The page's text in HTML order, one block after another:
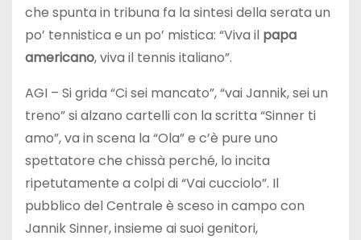
che spunta in tribuna fa la sintesi della serata un
po’ tennistica e un po’ mistica: “Viva il papa
americano, viva il tennis italiano”.
AGI – Si grida “Ci sei mancato”, “vai Jannik, sei un
treno” si alzano cartelli con la scritta “Sinner ti
amo”, va in scena la “Ola” e c’è pure uno
spettatore che chissà perché, lo incita
ripetutamente a colpi di “Vai cucciolo”. Il
pubblico del Centrale è sceso in campo con
Jannik Sinner, insieme ai suoi genitori,